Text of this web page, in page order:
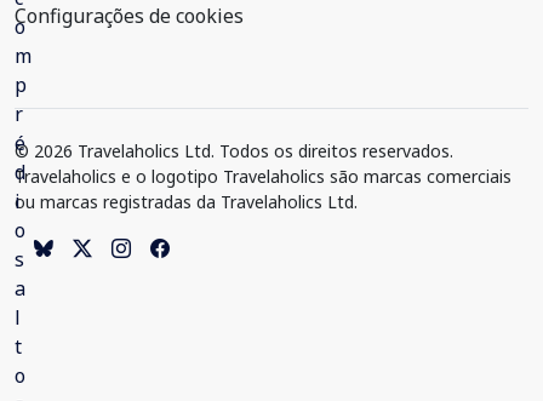
Configurações de cookies
© 2026 Travelaholics Ltd. Todos os direitos reservados.
Travelaholics e o logotipo Travelaholics são marcas comerciais
ou marcas registradas da Travelaholics Ltd.